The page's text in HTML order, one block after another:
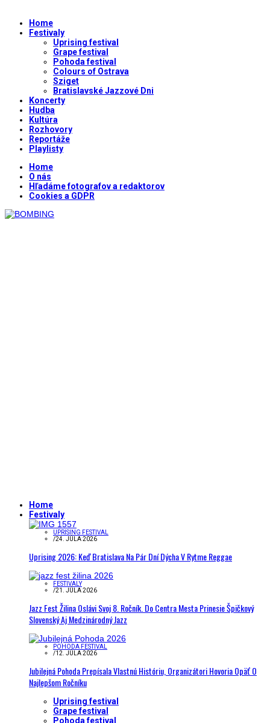
Home
Festivaly
Uprising festival
Grape festival
Pohoda festival
Colours of Ostrava
Sziget
Bratislavské Jazzové Dni
Koncerty
Hudba
Kultúra
Rozhovory
Reportáže
Playlisty
Home
O nás
Hľadáme fotografov a redaktorov
Cookies a GDPR
Home
Festivaly
UPRISING FESTIVAL
/24. JÚLA 2026
Uprising 2026: Keď Bratislava Na Pár Dní Dýcha V Rytme Reggae
FESTIVALY
/21. JÚLA 2026
Jazz Fest Žilina Oslávi Svoj 8. Ročník. Do Centra Mesta Prinesie Špičkový
Slovenský Aj Medzinárodný Jazz
POHODA FESTIVAL
/12. JÚLA 2026
Jubilejná Pohoda Prepísala Vlastnú Históriu, Organizátori Hovoria Opäť O
Najlepšom Ročníku
Uprising festival
Grape festival
Pohoda festival